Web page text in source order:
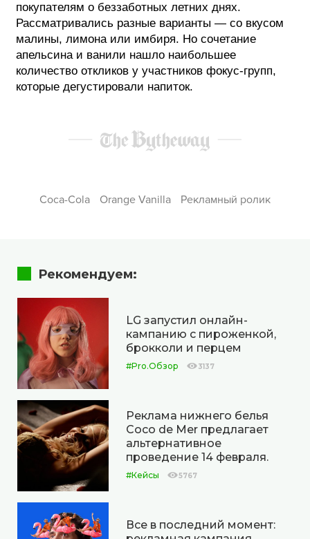
покупателям о беззаботных летних днях.
Рассматривались разные варианты — со вкусом
малины, лимона или имбиря. Но сочетание
апельсина и ванили нашло наибольшее
количество откликов у участников фокус-групп,
которые дегустировали напиток.
Coca-Cola Orange Vanilla Рекламный ролик
Рекомендуем:
LG запустил онлайн-
кампанию с пироженкой,
брокколи и перцем
#Pro.Обзор 3137
Реклама нижнего белья
Coco de Mer предлагает
альтернативное
проведение 14 февраля.
#Кейсы 5767
Все в последний момент: